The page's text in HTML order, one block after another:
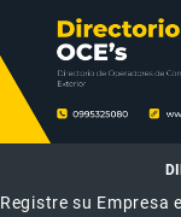
Registre su Empresa